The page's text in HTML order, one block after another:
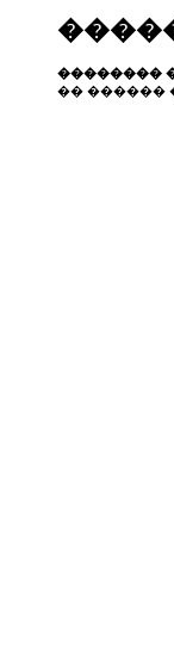
��������
�� ������